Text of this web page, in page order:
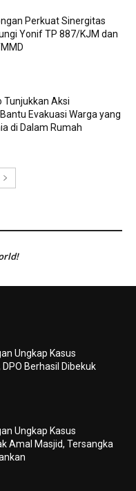
Perkuat Sinergitas
Yonif TP 887/KJM dan
Tunjukkan Aksi
Evakuasi Warga yang
di Dalam Rumah
Ungkap Kasus
Berhasil Dibekuk
Ungkap Kasus
Amal Masjid, Tersangka